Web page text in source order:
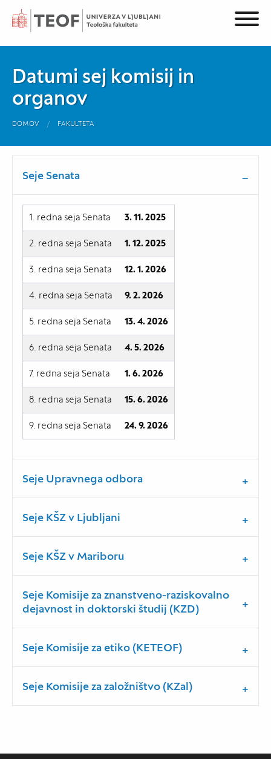
Datumi sej komisij in
organov
DOMOV FAKULTETA
Seje Senata
1. redna seja Senata 3. 11. 2025
2. redna seja Senata 1. 12. 2025
3. redna seja Senata 12. 1. 2026
4. redna seja Senata 9. 2. 2026
5. redna seja Senata 13. 4. 2026
6. redna seja Senata 4. 5. 2026
7. redna seja Senata 1. 6. 2026
8. redna seja Senata 15. 6. 2026
9. redna seja Senata 24. 9. 2026
Seje Upravnega odbora
Seje KŠZ v Ljubljani
Seje KŠZ v Mariboru
Seje Komisije za znanstveno-raziskovalno
dejavnost in doktorski študij (KZD)
Seje Komisije za etiko (KETEOF)
Seje Komisije za založništvo (KZal)